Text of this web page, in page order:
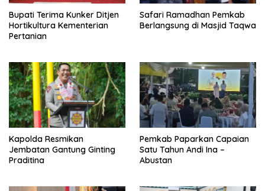
Bupati Terima Kunker Ditjen
Hortikultura Kementerian
Pertanian
Safari Ramadhan Pemkab
Berlangsung di Masjid Taqwa
Kapolda Resmikan
Jembatan Gantung Ginting
Praditina
Pemkab Paparkan Capaian
Satu Tahun Andi Ina –
Abustan